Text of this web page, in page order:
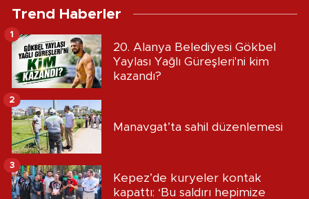
Trend Haberler
20. Alanya Belediyesi Gökbel
Yaylası Yağlı Güreşleri'ni kim
kazandı?
1
Manavgat’ta sahil düzenlemesi
2
Kepez’de kuryeler kontak
kapattı: ‘Bu saldırı hepimize
3